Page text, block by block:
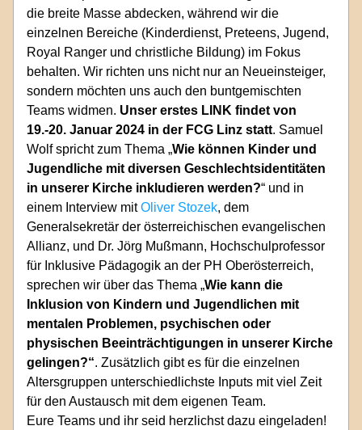
die breite Masse abdecken, während wir die
einzelnen Bereiche (Kinderdienst, Preteens, Jugend,
Royal Ranger und christliche Bildung) im Fokus
behalten. Wir richten uns nicht nur an Neueinsteiger,
sondern möchten uns auch den buntgemischten
Teams widmen. Unser erstes LINK findet von
19.-20. Januar 2024 in der FCG Linz statt. Samuel
Wolf spricht zum Thema „Wie können Kinder und
Jugendliche mit diversen Geschlechtsidentitäten
in unserer Kirche inkludieren werden?“ und in
einem Interview mit Oliver Stozek, dem
Generalsekretär der österreichischen evangelischen
Allianz, und Dr. Jörg Mußmann, Hochschulprofessor
für Inklusive Pädagogik an der PH Oberösterreich,
sprechen wir über das Thema „Wie kann die
Inklusion von Kindern und Jugendlichen mit
mentalen Problemen, psychischen oder
physischen Beeinträchtigungen in unserer Kirche
gelingen?“. Zusätzlich gibt es für die einzelnen
Altersgruppen unterschiedlichste Inputs mit viel Zeit
für den Austausch mit dem eigenen Team.
Eure Teams und ihr seid herzlichst dazu eingeladen!